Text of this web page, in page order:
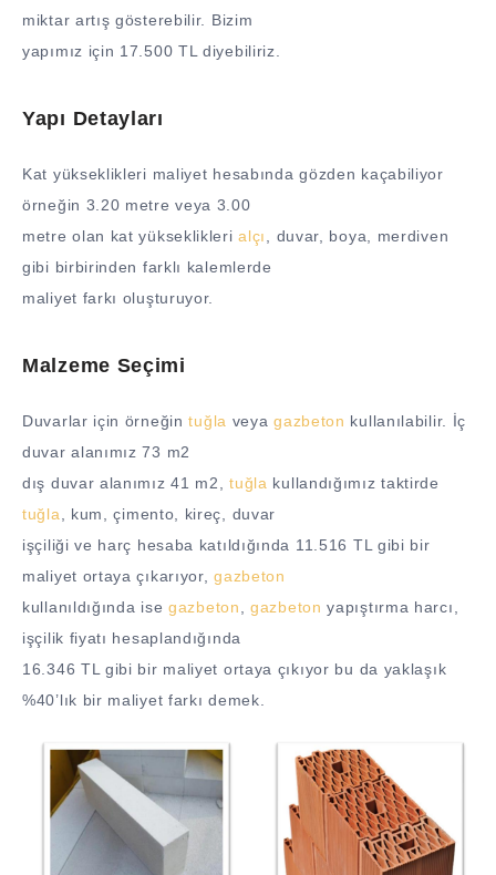
miktar artış gösterebilir. Bizim
yapımız için 17.500 TL diyebiliriz.
Yapı Detayları
Kat yükseklikleri maliyet hesabında gözden kaçabiliyor
örneğin 3.20 metre veya 3.00
metre olan kat yüksekliklerialçı
, duvar, boya, merdiven
gibi birbirinden farklı kalemlerde
maliyet farkı oluşturuyor.
Malzeme Seçimi
Duvarlar için örneğin tuğla veyagazbeton kullanılabilir. İç
duvar alanımız 73 m2
dış duvar alanımız 41 m2,tuğla kullandığımız taktirde
tuğla , kum, çimento, kireç, duvar
işçiliği ve harç hesaba katıldığında 11.516 TL gibi bir
maliyet ortaya çıkarıyor,gazbeton
kullanıldığında ise gazbeton ,gazbeton yapıştırma harcı,
işçilik fiyatı hesaplandığında
16.346 TL gibi bir maliyet ortaya çıkıyor bu da yaklaşık
%40’lık bir maliyet farkı demek.